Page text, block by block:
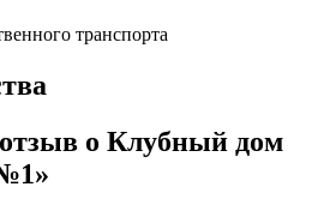
транспорта
о Клубный дом